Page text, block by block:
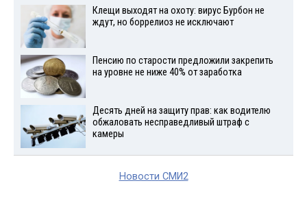
Клещи выходят на охоту: вирус Бурбон не
ждут, но боррелиоз не исключают
Пенсию по старости предложили закрепить
на уровне не ниже 40% от заработка
Десять дней на защиту прав: как водителю
обжаловать несправедливый штраф с
камеры
Новости СМИ2